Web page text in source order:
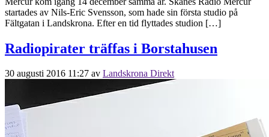
startades av Nils-Eric Svensson, som hade sin första studio på
Fältgatan i Landskrona. Efter en tid flyttades studion […]
Radiopirater träffas i Borstahusen
30 augusti 2016 11:27 av Landskrona Direkt